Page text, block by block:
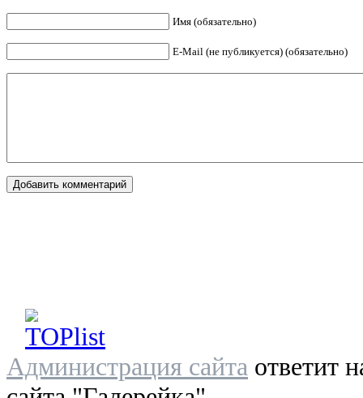
Имя (обязательно)
E-Mail (не публикуется) (обязательно)
Администрация сайта ответит